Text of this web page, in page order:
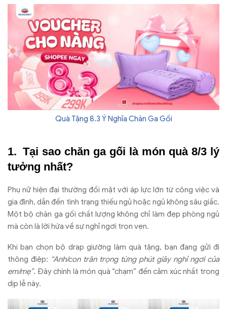
Quà Tặng 8.3 Ý Nghĩa Chăn Ga Gối
Tại sao chăn ga gối là món quà 8/3 lý
tưởng nhất?
Phụ nữ hiện đại thường đối mặt với áp lực lớn từ công việc và
gia đình, dẫn đến tình trạng thiếu ngủ hoặc ngủ không sâu giấc.
Một bộ chăn ga gối chất lượng không chỉ làm đẹp phòng ngủ
mà còn là lời hứa về sự nghỉ ngơi trọn vẹn.
Khi bạn chọn bộ drap giường làm quà tặng, bạn đang gửi đi
thông điệp: “Anh/con trân trọng từng phút giây nghỉ ngơi của
em/mẹ”. Đây chính là món quà “chạm” đến cảm xúc nhất trong
dịp lễ này.